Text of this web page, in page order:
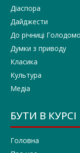
Діаспора
Дайджести
До річниці
Думки з приводу
Класика
Культура
Медіа
БУТИ В КУРСІ
Головна